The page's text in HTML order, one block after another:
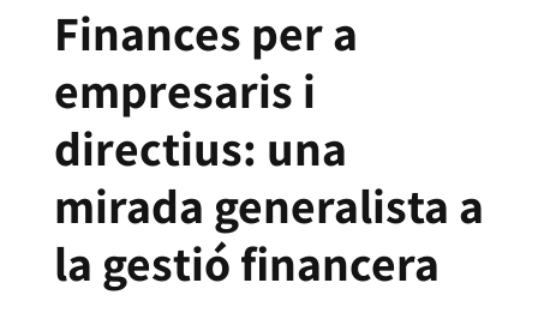
Finances per a
empresaris i
directius: una
mirada generalista a
la gestió financera